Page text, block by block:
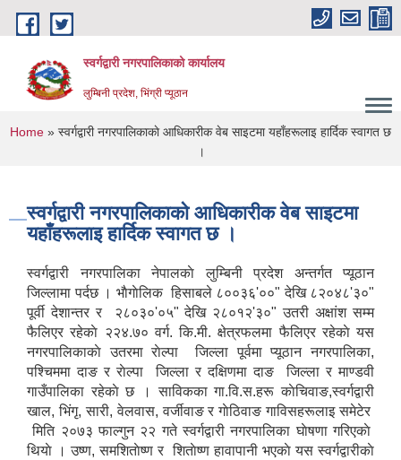
Skip to main content
स्वर्गद्वारी नगरपालिकाको कार्यालय
लुम्बिनी प्रदेश, भिंग्री प्यूठान
You are here
Home » स्वर्गद्वारी नगरपालिकाकाे आधिकारीक वेब साइटमा यहाँहरूलाइ हार्दिक स्वागत छ
।
स्वर्गद्वारी नगरपालिकाकाे आधिकारीक वेब साइटमा
यहाँहरूलाइ हार्दिक स्वागत छ ।
स्वर्गद्वारी नगरपालिका नेपालकाे लुम्बिनी प्रदेश अन्तर्गत प्यूठान
जिल्लामा पर्दछ । भाैगाेलिक हिसाबले ८००३६'००" देखि ८२०४८'३०"
पूर्वी देशान्तर र २८०३०'०५" देखि २८०१२'३०" उतरी अक्षांश सम्म
फैलिएर रहेकाे २२४.७० वर्ग. कि.मी. क्षेत्रफलमा फैलिएर रहेकाे यस
नगरपालिकाकाे उतरमा राेल्पा जिल्ला पूर्वमा प्यूठान नगरपालिका,
पश्चिममा दाङ र राेल्पा जिल्ला र दक्षिणमा दाङ जिल्ला र माण्डवी
गाउँपालिका रहेकाे छ । साविकका गा.वि.स.हरू काेचिवाङ,स्वर्गद्वारी
खाल, भिंगृ, सारी, वेलवास, वर्जीवाङ र गाेठिवाङ गाविसहरूलाइ समेटेर
मिति २०७३ फाल्गुन २२ गते स्वर्गद्वारी नगरपालिका घाेषणा गरिएकाे
थियाे । उष्ण, समशिताेष्ण र शिताेष्ण हावापानी भएकाे यस स्वर्गद्वारीकाे